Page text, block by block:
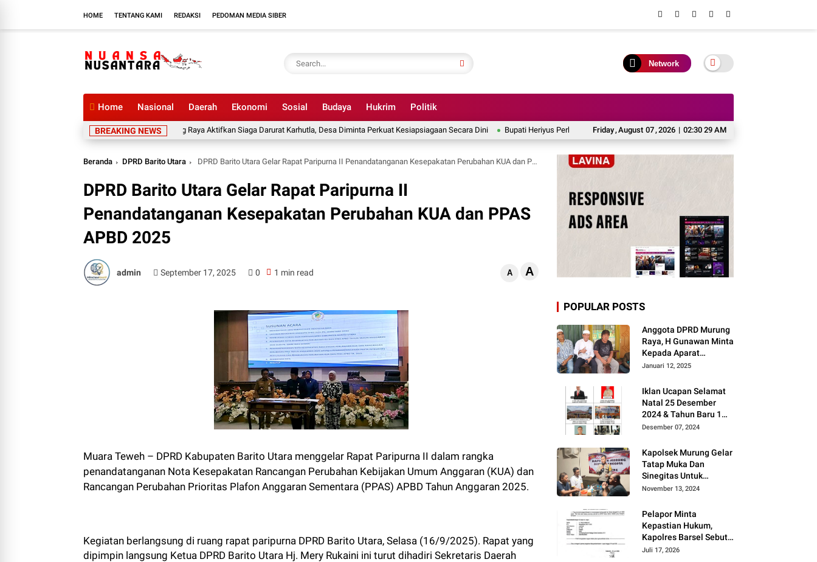
HOME TENTANG KAMI REDAKSI PEDOMAN MEDIA SIBER
Network
Home Nasional Daerah Ekonomi Sosial Budaya Hukrim Politik
Friday,August 07,2026 | 02:30 30 AM
BREAKING NEWS
Pemkab Murung Raya Aktifkan Siaga Darurat Karhutla, Desa Diminta Perkuat Kesiapsiagaan Secara Dini Bupati Heriyus Perkuat Sinergi dengan BKKBN Kalteng untuk Percepatan Penurunan Stunting
Beranda DPRD Barito Utara DPRD Barito Utara Gelar Rapat Paripurna II Penandatanganan Kesepakatan Perubahan KUA dan PPAS APBD 2025
DPRD Barito Utara Gelar Rapat Paripurna II
Penandatanganan Kesepakatan Perubahan KUA dan PPAS
APBD 2025
admin September 17, 2025 0 1 min read A A
Muara Teweh – DPRD Kabupaten Barito Utara menggelar Rapat Paripurna II dalam rangka
penandatanganan Nota Kesepakatan Rancangan Perubahan Kebijakan Umum Anggaran (KUA) dan
Rancangan Perubahan Prioritas Plafon Anggaran Sementara (PPAS) APBD Tahun Anggaran 2025.
Kegiatan berlangsung di ruang rapat paripurna DPRD Barito Utara, Selasa (16/9/2025). Rapat yang
dipimpin langsung Ketua DPRD Barito Utara Hj. Mery Rukaini ini turut dihadiri Sekretaris Daerah
POPULAR POSTS
Anggota DPRD Murung
Raya, H Gunawan Minta
Kepada Aparat
Berantas judi dan
Instruksi Presiden RI
Januari 12, 2025
Iklan Ucapan Selamat
Natal 25 Desember
2024 & Tahun Baru 1
Januari 2025
Desember 07, 2024
Kapolsek Murung Gelar
Tatap Muka Dan
Sinegitas Untuk
Menjaga Situasi
Kondusif Dengan Insan
Pers
November 13, 2024
Pelapor Minta
Kepastian Hukum,
Kapolres Barsel Sebut
Dugaan Penyerobotan
Juli 17, 2026